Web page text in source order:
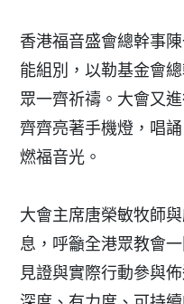
香港福音盛會總幹事
能組別，以勒基金會
眾一齊祈禱。大會又
齊齊亮著手機燈，唱
燃福音光。
大會主席唐榮敏牧師
息，呼籲全港眾教會
見證與實際行動參與